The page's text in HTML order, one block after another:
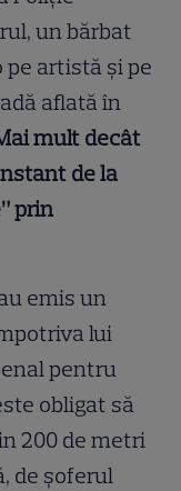
un bărbat
artistă și pe
aflată în
mult decât
de la
prin
emis un
lui
pentru
obligat să
200 de metri
de șoferul